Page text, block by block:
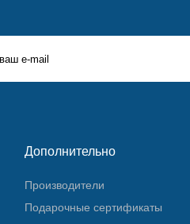
Дополнительно
Производители
Подарочные сертификаты